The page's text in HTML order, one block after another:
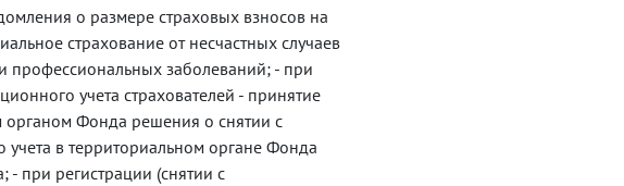
о размере страховых взносов на
страхование от несчастных случаев
профессиональных заболеваний; - при
учета страхователей - принятие
органом Фонда решения о снятии с
учета в территориальном органе Фонда
- при регистрации (снятии с